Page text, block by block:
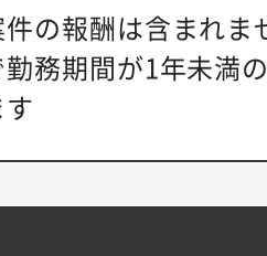
の報酬は含まれま
務期間が1年未満